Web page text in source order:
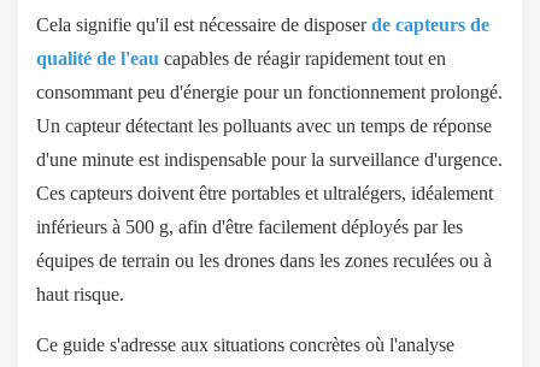
Cela signifie qu'il est nécessaire de disposerde capteurs de
qualité de l'eau capables de réagir rapidement tout en
consommant peu d'énergie pour un fonctionnement prolongé.
Un capteur détectant les polluants avec un temps de réponse
d'une minute est indispensable pour la surveillance d'urgence.
Ces capteurs doivent être portables et ultralégers, idéalement
inférieurs à 500 g, afin d'être facilement déployés par les
équipes de terrain ou les drones dans les zones reculées ou à
haut risque.
Ce guide s'adresse aux situations concrètes où l'analyse